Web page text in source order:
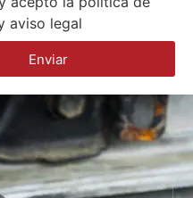
aviso legal
Enviar